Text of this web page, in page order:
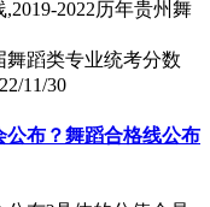
舞蹈类专业统考分数
11/30
公布？舞蹈合格线公布